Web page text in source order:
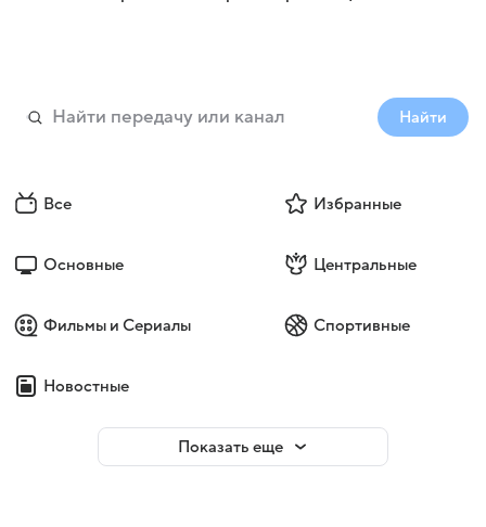
Найти
Все Избранные
Основные Центральные
Фильмы и Сериалы Спортивные
Новостные
Показать еще